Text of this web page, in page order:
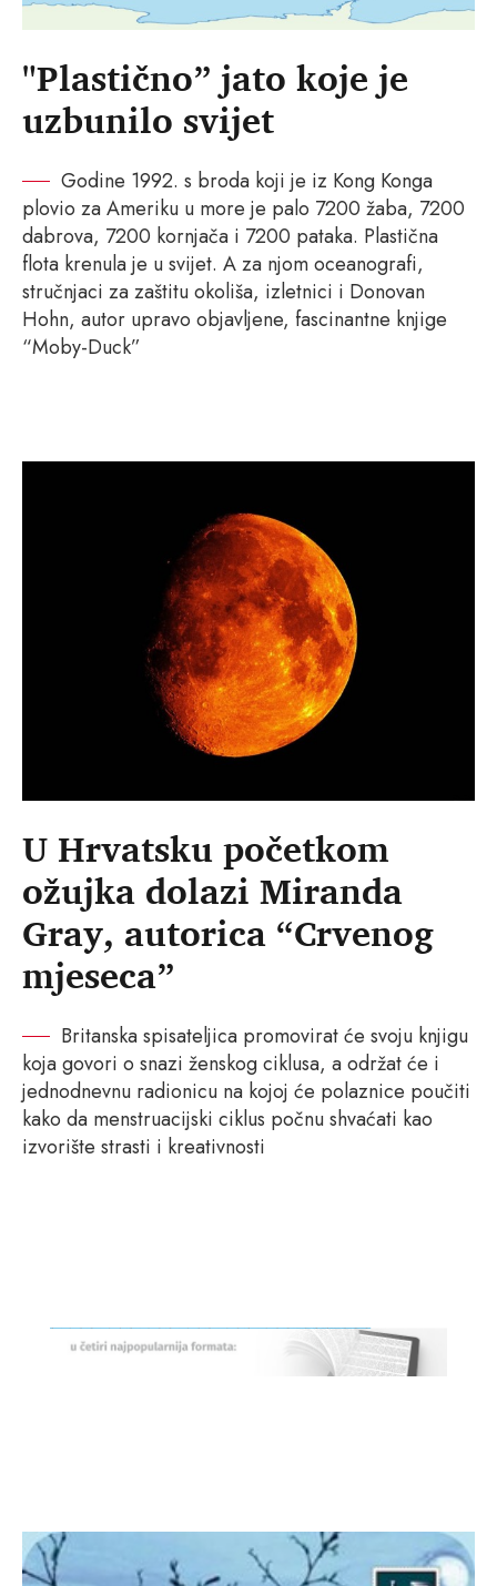
"Plastično” jato koje je
uzbunilo svijet
Godine 1992. s broda koji je iz Kong Konga
plovio za Ameriku u more je palo 7200 žaba, 7200
dabrova, 7200 kornjača i 7200 pataka. Plastična
flota krenula je u svijet. A za njom oceanografi,
stručnjaci za zaštitu okoliša, izletnici i Donovan
Hohn, autor upravo objavljene, fascinantne knjige
“Moby-Duck”
U Hrvatsku početkom
ožujka dolazi Miranda
Gray, autorica “Crvenog
mjeseca”
Britanska spisateljica promovirat će svoju knjigu
koja govori o snazi ženskog ciklusa, a održat će i
jednodnevnu radionicu na kojoj će polaznice poučiti
kako da menstruacijski ciklus počnu shvaćati kao
izvorište strasti i kreativnosti